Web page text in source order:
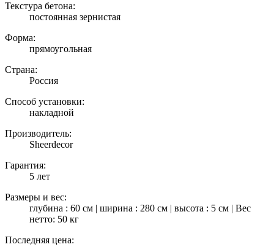
Текстура бетона:
постоянная зернистая
Форма:
прямоугольная
Страна:
Россия
Способ установки:
накладной
Производитель:
Sheerdecor
Гарантия:
5 лет
Размеры и вес:
глубина : 60 см | ширина : 280 см | высота : 5 см | Вес
нетто: 50 кг
Последняя цена: